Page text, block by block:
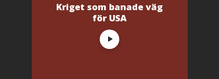
Kriget som banade väg
för USA